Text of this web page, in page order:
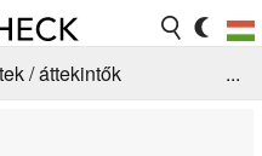
/ áttekintők
...